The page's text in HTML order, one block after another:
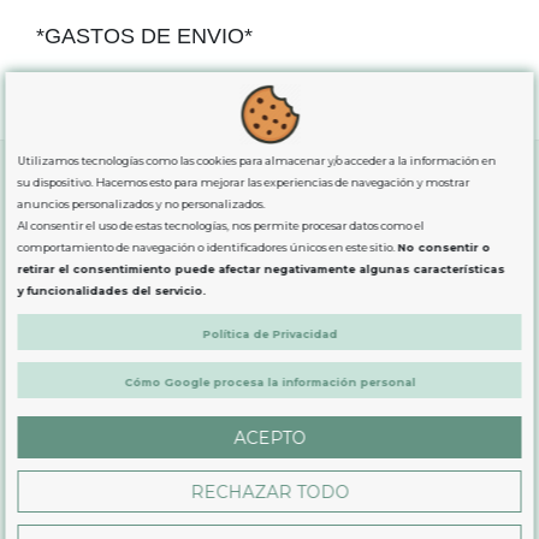
*GASTOS DE ENVIO*
para comprassuperiores a 80€
exclusiva para la peninsula.
SOBRE NOSOTROS
LEGAL
PRODUCTOS
Utilizamos tecnologías como las cookies para almacenar y/o acceder a la información en
su dispositivo. Hacemos esto para mejorar las experiencias de navegación y mostrar
anuncios personalizados y no personalizados.
Al consentir el uso de estas tecnologías, nos permite procesar datos como el
comportamiento de navegación o identificadores únicos en este sitio.No consentir o
retirar el consentimiento puede afectar negativamente algunas características
y funcionalidades del servicio.
Política de Privacidad
Cómo Google procesa la información personal
ACEPTO
RECHAZAR TODO